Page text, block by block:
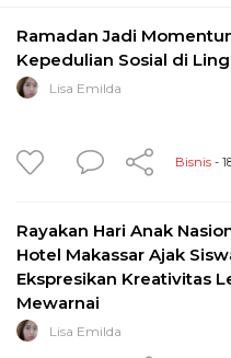
Ramadan Jadi
Kepedulian Sosial di
Lisa Emilda
Bisnis -
Rayakan Hari Anak
Hotel Makassar Ajak
Ekspresikan Kreativitas
Mewarnai
Lisa Emilda